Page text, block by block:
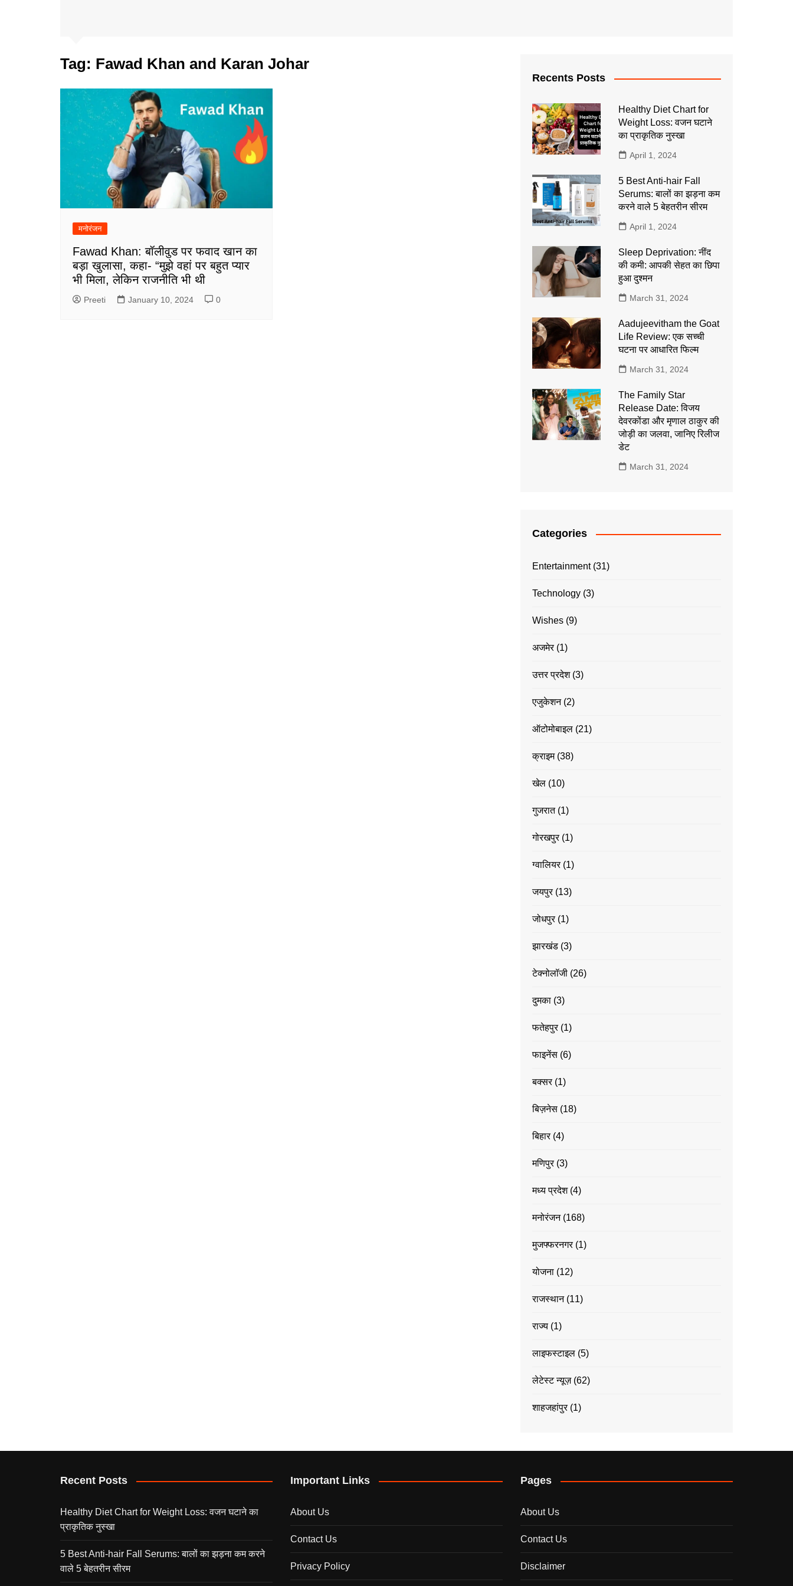
Tag: Fawad Khan and Karan Johar
मनोरंजन
Fawad Khan: बॉलीवुड पर फवाद खान का
बड़ा खुलासा, कहा- “मुझे वहां पर बहुत प्यार
भी मिला, लेकिन राजनीति भी थी
Preeti January 10, 2024 0
Recents Posts
Healthy Diet Chart for
Weight Loss: वजन घटाने
का प्राकृतिक नुस्खा
April 1, 2024
5 Best Anti-hair Fall
Serums: बालों का झड़ना कम
करने वाले 5 बेहतरीन सीरम
April 1, 2024
Sleep Deprivation: नींद
की कमी: आपकी सेहत का छिपा
हुआ दुश्मन
March 31, 2024
Aadujeevitham the Goat
Life Review: एक सच्ची
घटना पर आधारित फिल्म
March 31, 2024
The Family Star
Release Date: विजय
देवरकोंडा और मृणाल ठाकुर की
जोड़ी का जलवा, जानिए रिलीज
डेट
March 31, 2024
Categories
Entertainment(31)
Technology (3)
Wishes (9)
अजमेर(1)
उत्तर प्रदेश(3)
एजुकेशन(2)
ऑटोमोबाइल (21)
क्राइम(38)
खेल (10)
गुजरात(1)
गोरखपुर(1)
ग्वालियर(1)
जयपुर(13)
जोधपुर(1)
झारखंड (3)
टेक्नोलॉजी (26)
दुमका (3)
फतेहपुर(1)
फाइनेंस (6)
बक्सर(1)
बिज़नेस (18)
बिहार(4)
मणिपुर(3)
मध्य प्रदेश(4)
मनोरंजन(168)
मुजफ्फरनगर(1)
योजना (12)
राजस्थान(11)
राज्य (1)
लाइफस्टाइल (5)
लेटेस्ट न्यूज़(62)
शाहजहांपुर(1)
Recent Posts
Healthy Diet Chart for Weight Loss: वजन घटाने का
प्राकृतिक नुस्खा
5 Best Anti-hair Fall Serums: बालों का झड़ना कम करने
वाले 5 बेहतरीन सीरम
Important Links
About Us
Contact Us
Privacy Policy
Pages
About Us
Contact Us
Disclaimer